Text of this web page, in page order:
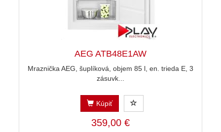
AEG ATB48E1AW
Mraznička AEG, šuplíková, objem 85 l, en. trieda E, 3
zásuvk...
Kúpiť
359,00 €